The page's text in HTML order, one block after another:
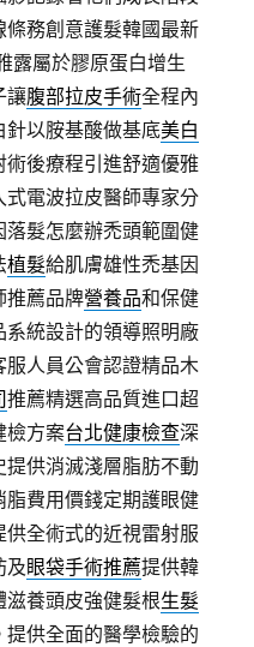
條務創意護髮韓國最新
露屬於膠原蛋白增生
讓腹部拉皮手術全程內
針以胺基酸做基底美白
後療程引進舒適優雅
式電波拉皮醫師專家分
落髮怎麼辦禿頭範圍健
植髮給肌膚雄性禿基因
推薦品牌營養品和保健
統設計的領導照明廠
人員公會認證精品木
推薦精選高品質進口超
檢方案台北健康檢查深
供消滅淺層脂肪不動
脂費用價錢定期護眼健
供全術式的近視雷射服
及眼袋手術推薦提供韓
養頭皮強健髮根生髮
供全面的醫學檢驗的